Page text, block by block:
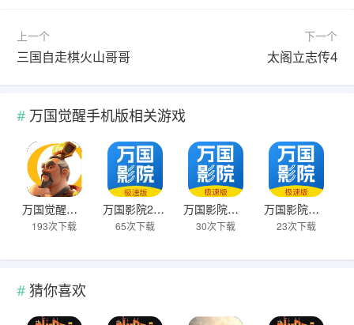
上一个
三国自走棋火山哥哥
下一个
太阁立志传4
万国觉醒手机版相关游戏
万国觉醒手机版
193次下载
万国影院2025新版
65次下载
万国影院追剧app下载安装
30次下载
万国影院追剧免费版
23次下载
猜你喜欢